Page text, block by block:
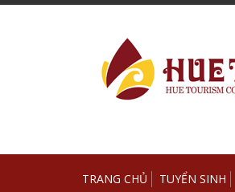
Skip
TRANG CHỦ TUYỂN SINH